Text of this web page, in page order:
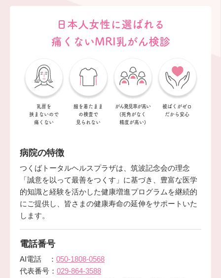
日本人女性に選ばれる
痛くないMRI乳がん検診
乳房を
挟まない ので
痛くない
服を着たまま
の検査で
見られない
がん発見率が高い
(死角がなく
精度が高い)
被ばくがゼロ
だから安心
病院の特徴
つくばトータルヘルスプラザは、筑波記念会の理念
「誠意を以って最善をつくす」に基づき、豊富な医学
的知識と経験を活かした健康増進プログラムを継続的
にご提供し、皆さまの健康寿命の延伸をサポートいた
します。
電話番号
AI電話 ： 050-1808-0568
代表番号： 029-864-3588